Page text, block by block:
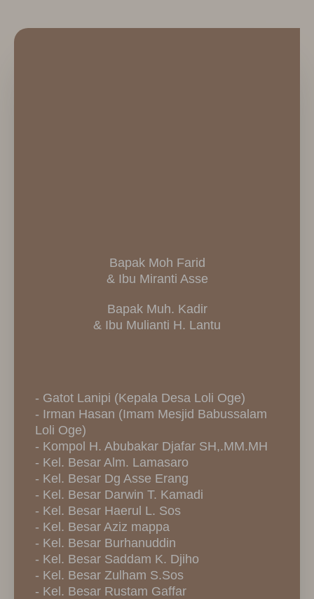
Bapak Moh Farid
& Ibu Miranti Asse
Bapak Muh. Kadir
& Ibu Mulianti H. Lantu
- Gatot Lanipi (Kepala Desa Loli Oge)
- Irman Hasan (Imam Mesjid Babussalam
Loli Oge)
- Kompol H. Abubakar Djafar SH,.MM.MH
- Kel. Besar Alm. Lamasaro
- Kel. Besar Dg Asse Erang
- Kel. Besar Darwin T. Kamadi
- Kel. Besar Haerul L. Sos
- Kel. Besar Aziz mappa
- Kel. Besar Burhanuddin
- Kel. Besar Saddam K. Djiho
- Kel. Besar Zulham S.Sos
- Kel. Besar Rustam Gaffar